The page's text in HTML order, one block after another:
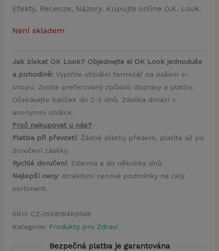
Efekty, Recenze, Názory. Kupujte online O.K. Look.
Není skladem
Jak získat OK Look? Objednejte si OK Look jednoduše
a pohodlně:Vyplňte oficiální formulář na našem e-
shopu. Zvolte preferovaný způsob dopravy a platby.
Očekávejte balíček do 2-3 dnů. Zásilka dorazí v
anonymní obálce.
Proč nakupovat u nás?
Platba při převzetí: Žádné platby předem, platíte až po
doručení zásilky.
Rychlé doručení: Zdarma a do několika dnů.
Nejlepší ceny: Atraktivní cenové podmínky na celý
sortiment.
SKU: CZ-25XB184K5548
Kategorie: Produkty pro Zdraví
Bezpečná platba je garantována